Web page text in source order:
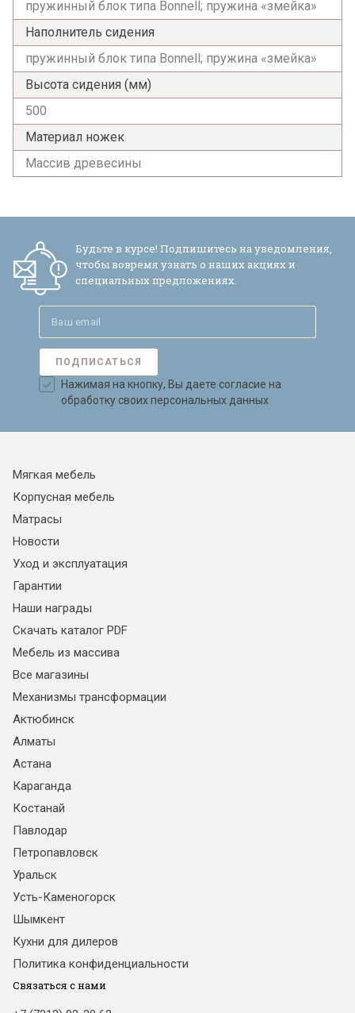
пружинный блок типа Bonnell; пружина «змейка»
Наполнитель сидения
пружинный блок типа Bonnell; пружина «змейка»
Высота сидения (мм)
500
Материал ножек
Массив древесины
Будьте в курсе! Подпишитесь на уведомления,
чтобы вовремя узнать о наших акциях и
специальных предложениях.
ПОДПИСАТЬСЯ
Нажимая на кнопку, Вы даете согласие на
обработку своих персональных данных
Мягкая мебель
Корпусная мебель
Матрасы
Новости
Уход и эксплуатация
Гарантии
Наши награды
Скачать каталог PDF
Мебель из массива
Все магазины
Механизмы трансформации
Актюбинск
Алматы
Астана
Караганда
Костанай
Павлодар
Петропавловск
Уральск
Усть-Каменогорск
Шымкент
Кухни для дилеров
Политика конфиденциальности
Связаться с нами